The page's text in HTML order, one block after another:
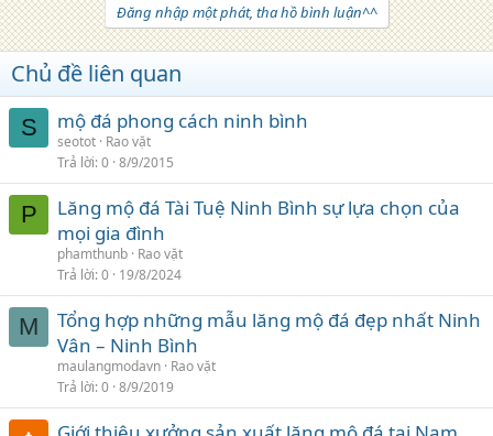
Đăng nhập một phát, tha hồ bình luận^^
Chủ đề liên quan
S mộ đá phong cách ninh bình
seotot Rao vặt
Trả lời 0 8/9/2015
P
Lăng mộ đá Tài Tuệ Ninh Bình sự lựa chọn của
mọi gia đình
phamthunb Rao vặt
Trả lời 0 19/8/2024
M
Tổng hợp những mẫu lăng mộ đá đẹp nhất Ninh
Vân – Ninh Bình
maulangmodavn Rao vặt
Trả lời 0 8/9/2019